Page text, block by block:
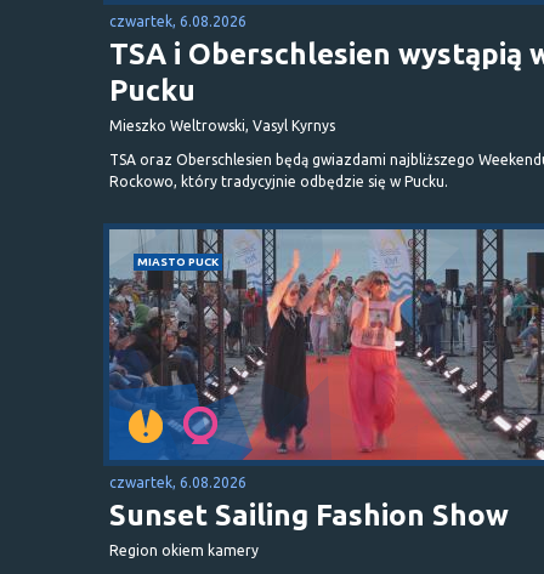
czwartek, 6.08.2026
TSA i Oberschlesien wystąpią
Pucku
Mieszko Weltrowski, Vasyl Kyrnys
TSA oraz Oberschlesien będą gwiazdami najbliższego
Rockowo, który tradycyjnie odbędzie się w Pucku.
MIASTO PUCK
czwartek, 6.08.2026
Sunset Sailing Fashion Show
Region okiem kamery